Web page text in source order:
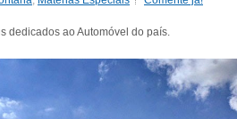
dedicados ao Automóvel do país.